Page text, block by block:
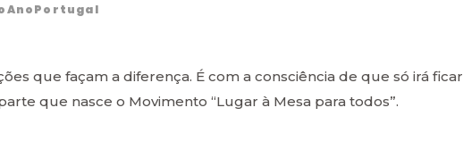
que façam a diferença. É com a consciência de que só irá ficar
que nasce o Movimento “Lugar à Mesa para todos”.